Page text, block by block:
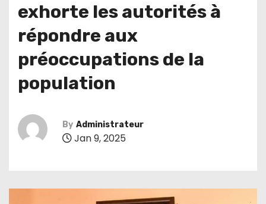
exhorte les autorités à
répondre aux
préoccupations de la
population
By Administrateur
Jan 9, 2025